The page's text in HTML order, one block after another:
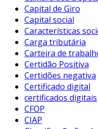
Capital de Giro
Capital social
Características
Carga tributária
Carteira de
Certidão Positiva
Certidões negativa
Certificado digital
certificados digitais
CFOP
CIAP